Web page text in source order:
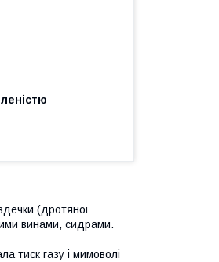
(дротяної
винами, сидрами.
тиск газу і мимоволі